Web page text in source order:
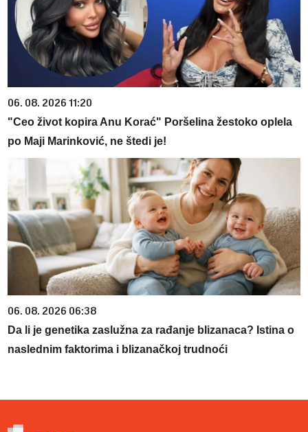
06. 08. 2026 11:20
"Ceo život kopira Anu Korać" Poršelina žestoko oplela
po Maji Marinković, ne štedi je!
06. 08. 2026 06:38
Da li je genetika zaslužna za rađanje blizanaca? Istina o
naslednim faktorima i blizanačkoj trudnoći